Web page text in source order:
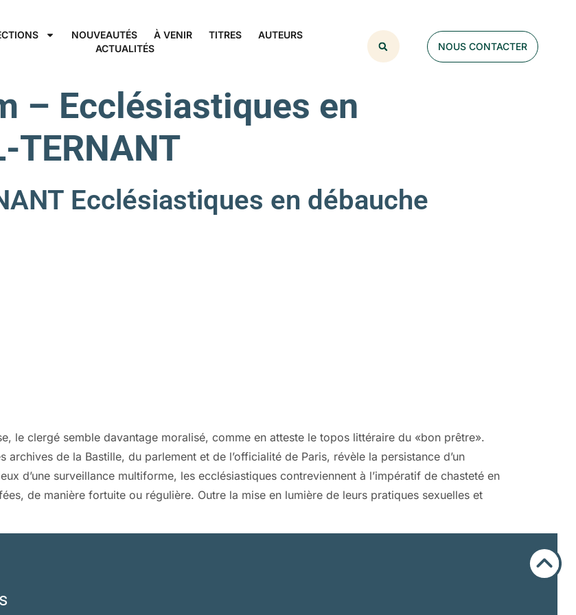
NOUVEAUTÉS À VENIR TITRES
AUTEURS
ACTUALITÉS
NOUS CONTACTER
– Ecclésiastiques en
TERNANT
Ecclésiastiques en débauche
le clergé semble davantage moralisé, comme en atteste le topos littéraire du «bon prêtre».
archives de la Bastille, du parlement et de l’officialité de Paris, révèle la persistance d’un
d’une surveillance multiforme, les ecclésiastiques contreviennent à l’impératif de chasteté en
de manière fortuite ou régulière. Outre la mise en lumière de leurs pratiques sexuelles et